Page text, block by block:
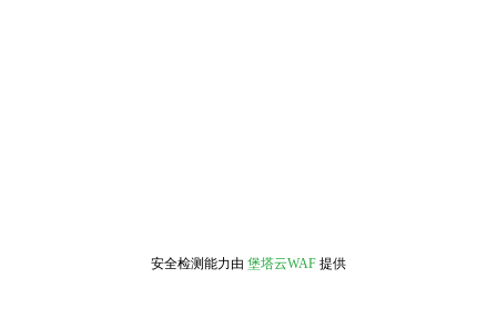
安全检测能力由 堡塔云WAF 提供